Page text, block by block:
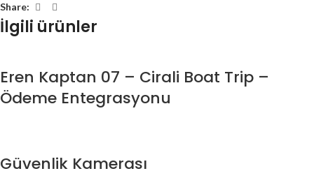
Share:
İlgili ürünler
Eren Kaptan 07 – Cirali Boat Trip –
Ödeme Entegrasyonu
Güvenlik Kamerası